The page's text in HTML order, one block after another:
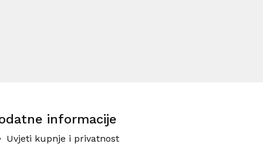
informacije
Uvjeti kupnje i privatnost